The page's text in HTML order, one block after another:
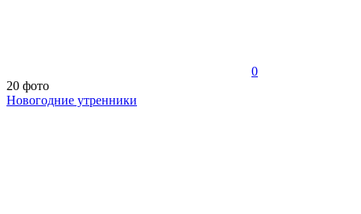
0
20 фото
Новогодние утренники